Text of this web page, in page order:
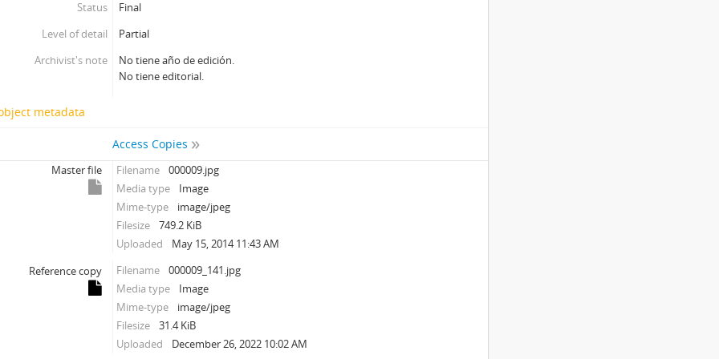
Status
Final
Level of detail
Partial
Archivist's note
No tiene año de edición.
No tiene editorial.
metadata
Access Copies
Master file Filename
000009.jpg
Media type
Image
Mime-type
image/jpeg
Filesize
749.2 KiB
Uploaded
May 15, 2014 11:43 AM
Reference copy
Filename
000009_141.jpg
Media type
Image
Mime-type
image/jpeg
Filesize
31.4 KiB
Uploaded
December 26, 2022 10:02 AM